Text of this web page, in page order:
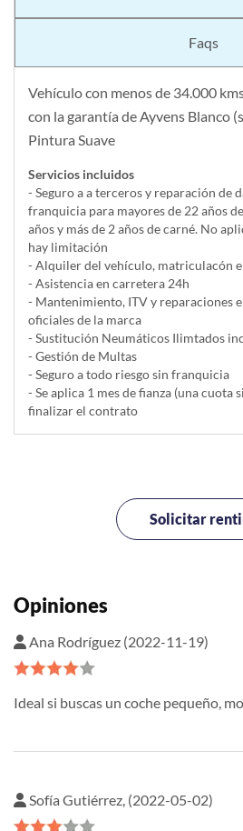
Faqs
Vehículo con menos de 34.000
con la garantía de Ayvens Blanco
Pintura Suave
Servicios incluidos
- Seguro a a terceros y reparación de
franquicia para mayores de 22 años
años y más de 2 años de carné. No
hay limitación
- Alquiler del vehí­culo, matriculacón
- Asistencia en carretera 24h
- Mantenimiento, ITV y reparaciones
oficiales de la marca
- Sustitución Neumáticos Ilimtados
- Gestión de Multas
- Seguro a todo riesgo sin franquicia
- Se aplica 1 mes de fianza (una cuota
finalizar el contrato
Solicitar
Opiniones
Ana Rodríguez (2022-11-19)
Ideal si buscas un coche pequeño,
Sofía Gutiérrez, (2022-05-02)